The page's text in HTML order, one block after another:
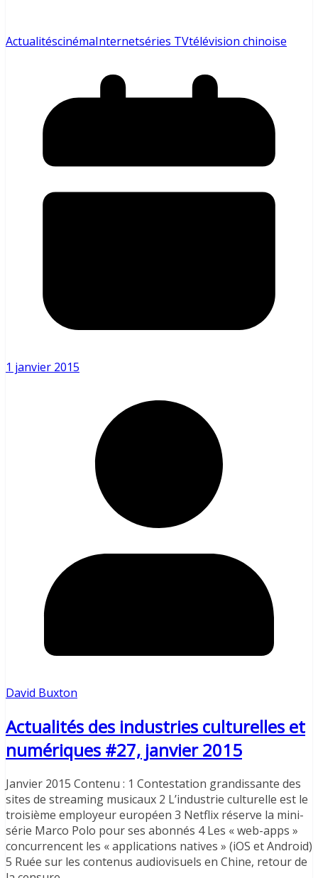
ActualitéscinémaInternetséries TVtélévision chinoise
1 janvier 2015
David Buxton
Actualités des industries culturelles et
numériques #27, janvier 2015
Janvier 2015 Contenu : 1 Contestation grandissante des
sites de streaming musicaux 2 L’industrie culturelle est le
troisième employeur européen 3 Netflix réserve la mini-
série Marco Polo pour ses abonnés 4 Les « web-apps »
concurrencent les « applications natives » (iOS et Android)
5 Ruée sur les contenus audiovisuels en Chine, retour de